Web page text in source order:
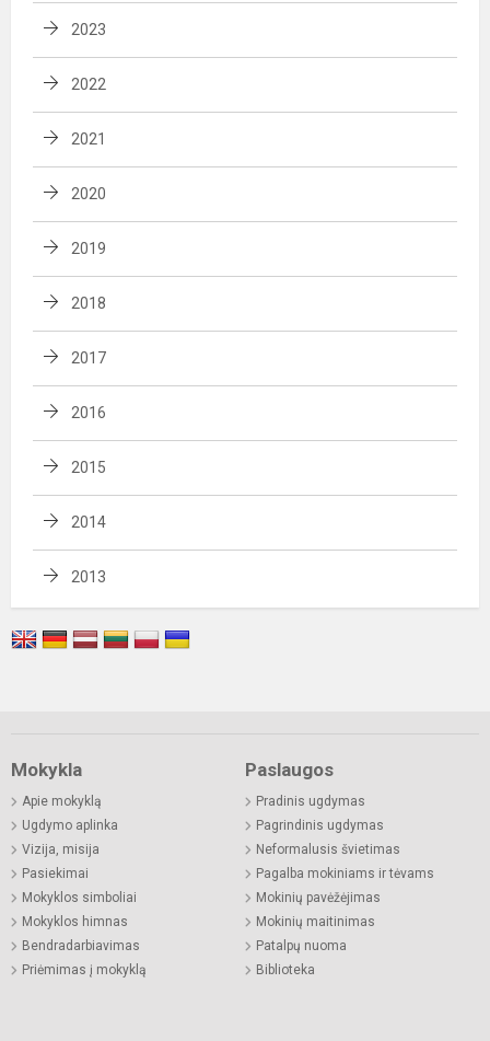
2023
2022
2021
2020
2019
2018
2017
2016
2015
2014
2013
Mokykla
Apie mokyklą
Ugdymo aplinka
Vizija, misija
Pasiekimai
Mokyklos simboliai
Mokyklos himnas
Bendradarbiavimas
Priėmimas į mokyklą
Paslaugos
Pradinis ugdymas
Pagrindinis ugdymas
Neformalusis švietimas
Pagalba mokiniams ir tėvams
Mokinių pavėžėjimas
Mokinių maitinimas
Patalpų nuoma
Biblioteka